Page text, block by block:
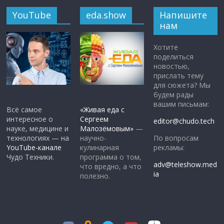
YouTube
Всё самое
интересное о
науке, медицине и
технологиях — на
YouTube-канале
Чудо Техники.
eda.show
«Живая еда с
Сергеем
Малозёмовым» —
научно-
кулинарная
программа о том,
что вредно, а что
полезно.
Напишите
нам
Хотите
поделиться
новостью,
прислать тему
для сюжета? Мы
будем рады
вашим письмам:
editor@chudo.tech
По вопросам
рекламы:
adv@teleshow.med
ia